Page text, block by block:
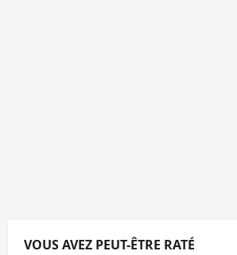
VOUS AVEZ PEUT-ÊTRE RATÉ